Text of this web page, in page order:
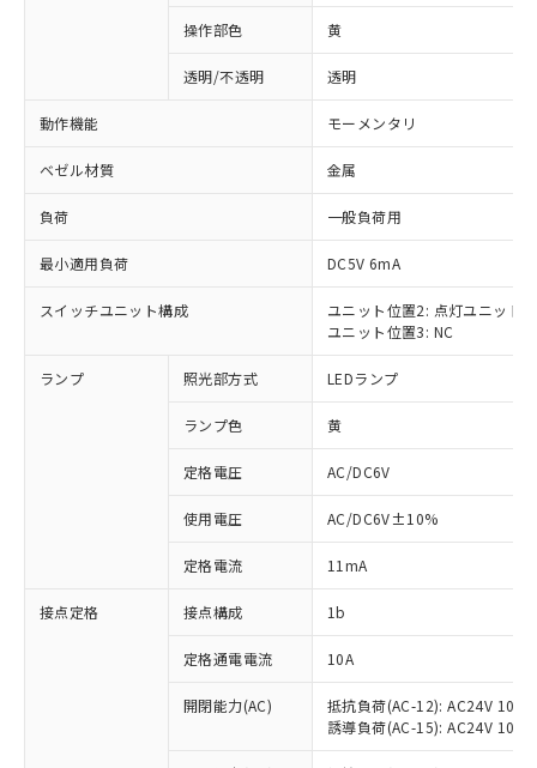
操作部色 黄
透明/不透明 透明
動作機能 モーメンタリ
ベゼル材質 金属
負荷 一般負荷用
最小適用負荷 DC5V 6mA
スイッチユニット構成
ユニット位置2: 点灯ユニット
ユニット位置3: NC
ランプ 照光部方式 LEDランプ
ランプ色 黄
定格電圧 AC/DC6V
使用電圧 AC/DC6V±10%
定格電流 11mA
接点定格 接点構成 1b
定格通電電流 10A
開閉能力(AC)
抵抗負荷(AC-12): AC24V 10A/
誘導負荷(AC-15): AC24V
以下の条件をお読みいただき、同意のうえ
本サービスは、当社制御機器事業取扱
商品の当社在庫状況および標準価格
(税抜)を提供させていただくもので
当社制御機器事業取扱商品の中には、
本サービスの対象外となる商品もある
非含有に対応した製品が提供可能な商品で
対応予定：EU RoHS指令（10物質）の非含
有に対応した製品に切り替える予定のある
対応予定なし：EU RoHS指令（10物質）の
非含有に非対応の商品で、対応品を出す予
調査・確認中：EU RoHS指令（10物質）の
非含有の対応状況を調査中または確認中の
非該当品：ライセンス料など無形物で、有
害物質有無と関係のない商品です。
仕入先様の事情により、非含有部品として
「○」：最大均質材料含有率が中国RoHSの
基準値以下であることを示します。
「×」：最大均質材料含有率が中国RoHSの